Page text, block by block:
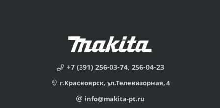
+7 (391) 256-03-74, 256-04-23
г.Красноярск, ул.Телевизорная, 4
info@makita-pt.ru